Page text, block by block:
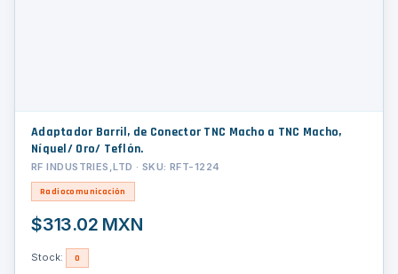
Adaptador Barril, de Conector TNC Macho a TNC Macho,
Níquel/ Oro/ Teflón.
RF INDUSTRIES,LTD · SKU: RFT-1224
Radiocomunicación
$313.02 MXN
Stock: 0